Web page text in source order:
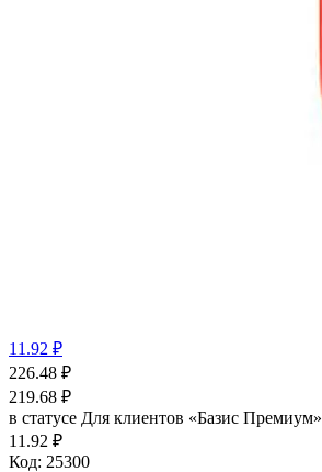
11.92 ₽
226.48 ₽
219.68 ₽
в статусе Для клиентов «Базис Премиум»
11.92 ₽
Код: 25300